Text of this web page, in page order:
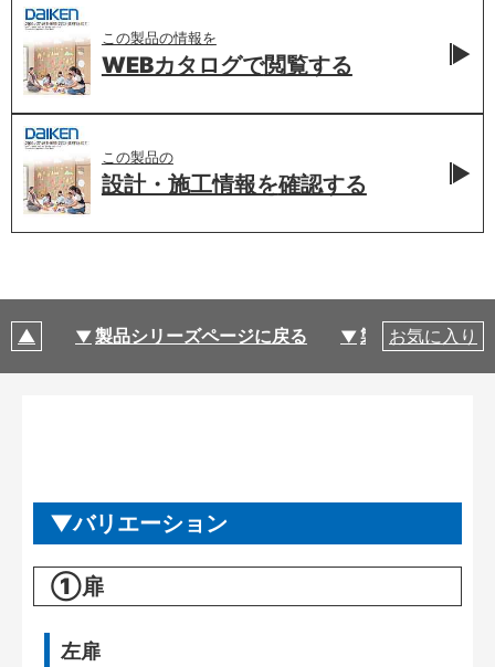
この製品の情報を
WEBカタログで閲覧する
この製品の
設計・施工情報を確認する
製品シリーズページに戻る 製品仕様
お気に入り
バリエーション
①扉
左扉